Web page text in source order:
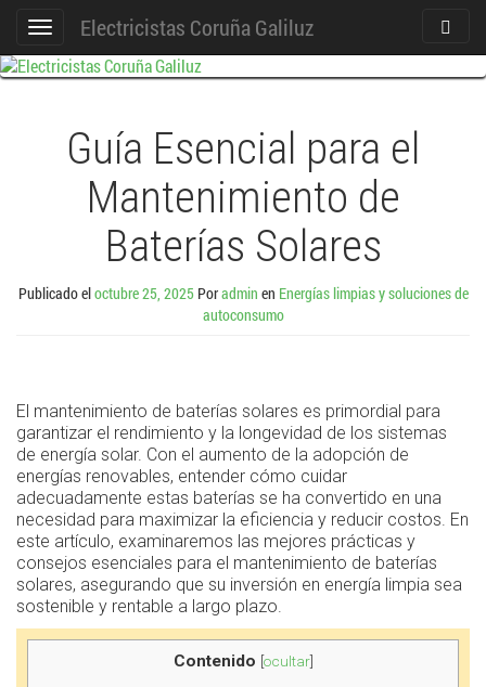
Cambiar
navegación
Act./
Electricistas Coruña Galiluz
Guía Esencial para el
Mantenimiento de
Baterías Solares
Publicado eloctubre 25, 2025 Poradmin en Energías limpias y soluciones de
autoconsumo
El mantenimiento de baterías solares es primordial para
garantizar el rendimiento y la longevidad de los sistemas
de energía solar. Con el aumento de la adopción de
energías renovables, entender cómo cuidar
adecuadamente estas baterías se ha convertido en una
necesidad para maximizar la eficiencia y reducir costos. En
este artículo, examinaremos las mejores prácticas y
consejos esenciales para el mantenimiento de baterías
solares, asegurando que su inversión en energía limpia sea
sostenible y rentable a largo plazo.
Contenido [ocultar]